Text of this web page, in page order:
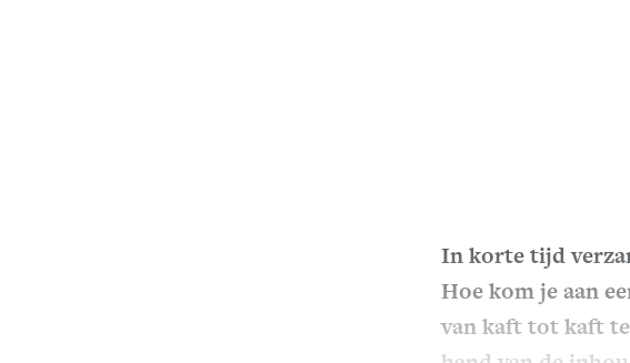
In korte tijd
Hoe kom je aan
van kaft tot kaft te